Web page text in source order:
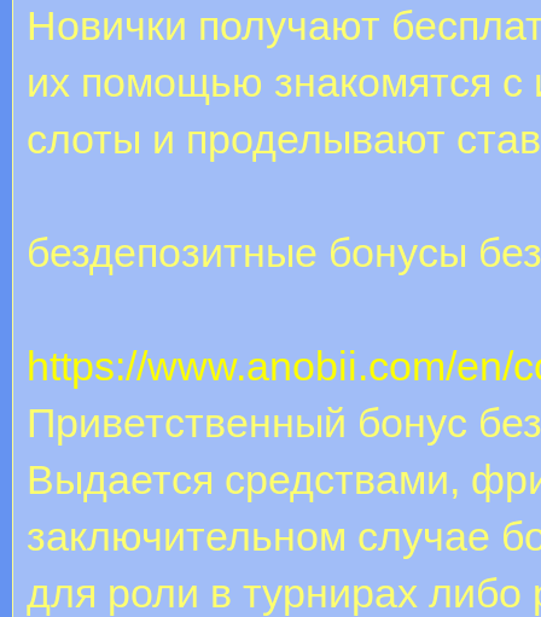
Новички получают
их помощью знакомятся с
слоты и проделывают
бездепозитные бонусы
https://www.anobii.com/en/
Приветственный бонус
Выдается средствами,
заключительном случае
для роли в турнирах